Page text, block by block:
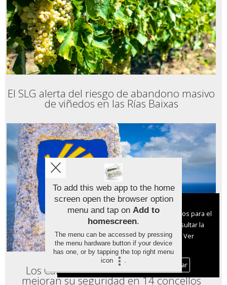
El periodismo con mirada
femenina se premia en la
La Deputación de Pontevedra ha acogido en el
de la cuarta edición de los premios de opinión
perio... [ LEER MÁS ]
Más información de la Provincia de Pontevedra y Rías
Baixas
Aviso sobre el Uso de cookies:
Utilizamos cookies nuestras y de terceros para el
funcionamiento del digital. Puedes consultar la
lista de cookies y como desconectarlas.
Ver
nuestra Política de Privacidad y Cookies
Aceptar Cookies
Personalizar
To add this web app to the home
screen open the browser option
menu and tap on Add to
homescreen.
The menu can be accessed by pressing
the menu hardware button if your device
has one, or by tapping the top right menu
icon
.